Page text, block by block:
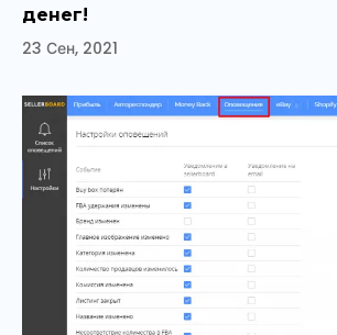
денег!
23 Сен, 2021